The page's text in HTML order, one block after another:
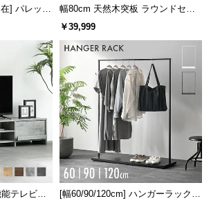
] パレット
幅80cm 天然木突板 ラウンドセン
ターテーブル 美しい格子デザイン
￥39,999
テレビボ
[幅60/90/120cm] ハンガーラック